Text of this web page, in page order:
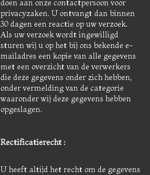
doen aan onze contactpersoon voor
privacyzaken. U ontvangt dan binnen
30 dagen een reactie op uw verzoek.
Als uw verzoek wordt ingewilligd
sturen wij u op het bij ons bekende e-
mailadres een kopie van alle gegevens
met een overzicht van de verwerkers
die deze gegevens onder zich hebben,
onder vermelding van de categorie
waaronder wij deze gegevens hebben
opgeslagen.
Rectificatierecht :
U heeft altijd het recht om de gegevens